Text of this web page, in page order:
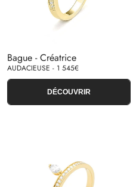
Bague - Créatrice
AUDACIEUSE - 1 545€
DÉCOUVRIR